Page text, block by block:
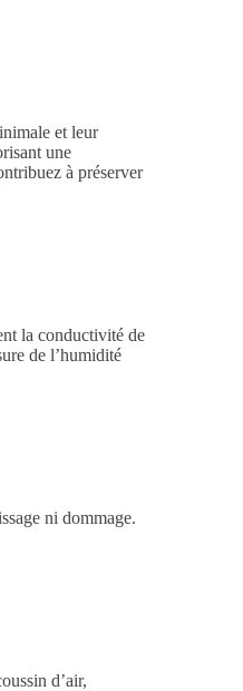
et leur
une
à préserver
la conductivité de
de l’humidité
ni dommage.
d’air,